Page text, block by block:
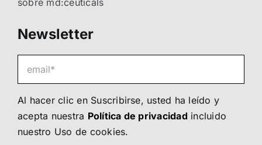
sobre md:ceuticals
Newsletter
Al hacer clic en Suscribirse, usted ha leído y
acepta nuestra Política de privacidad incluido
nuestro Uso de cookies.